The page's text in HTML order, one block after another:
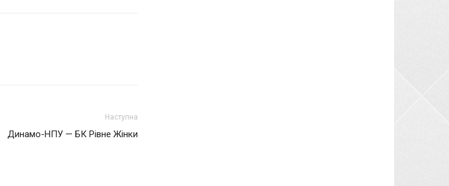
Наступна
Динамо-НПУ — БК Рівне Жінки